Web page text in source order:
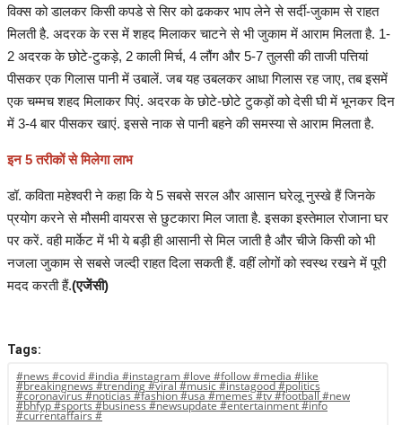
विक्स को डालकर किसी कपडे से सिर को ढककर भाप लेने से सर्दी-जुकाम से राहत
मिलती है. अदरक के रस में शहद मिलाकर चाटने से भी जुकाम में आराम मिलता है. 1-
2 अदरक के छोटे-टुकड़े, 2 काली मिर्च, 4 लौंग और 5-7 तुलसी की ताजी पत्तियां
पीसकर एक गिलास पानी में उबालें. जब यह उबलकर आधा गिलास रह जाए, तब इसमें
एक चम्मच शहद मिलाकर पिएं. अदरक के छोटे-छोटे टुकड़ों को देसी घी में भूनकर दिन
में 3-4 बार पीसकर खाएं. इससे नाक से पानी बहने की समस्या से आराम मिलता है.
इन 5 तरीकों से मिलेगा लाभ
डॉ. कविता महेश्वरी ने कहा कि ये 5 सबसे सरल और आसान घरेलू नुस्खे हैं जिनके
प्रयोग करने से मौसमी वायरस से छुटकारा मिल जाता है. इसका इस्तेमाल रोजाना घर
पर करें. वही मार्केट में भी ये बड़ी ही आसानी से मिल जाती है और चीजे किसी को भी
नजला जुकाम से सबसे जल्दी राहत दिला सकती हैं. वहीं लोगों को स्वस्थ रखने में पूरी
मदद करती हैं.(एजेंसी)
Tags:
#news #covid #india #instagram #love #follow #media #like
#breakingnews #trending #viral #music #instagood #politics
#coronavirus #noticias #fashion #usa #memes #tv #football #new
#bhfyp #sports #business #newsupdate #entertainment #info
#currentaffairs #